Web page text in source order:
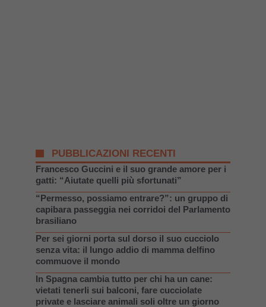
PUBBLICAZIONI RECENTI
Francesco Guccini e il suo grande amore per i
gatti: “Aiutate quelli più sfortunati”
“Permesso, possiamo entrare?”: un gruppo di
capibara passeggia nei corridoi del Parlamento
brasiliano
Per sei giorni porta sul dorso il suo cucciolo
senza vita: il lungo addio di mamma delfino
commuove il mondo
In Spagna cambia tutto per chi ha un cane:
vietati tenerli sui balconi, fare cucciolate
private e lasciare animali soli oltre un giorno